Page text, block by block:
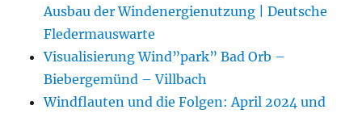
Ausbau der Windenergienutzung | Deutsche
Fledermauswarte
Visualisierung Wind”park” Bad Orb –
Biebergemünd – Villbach
Windflauten und die Folgen: April 2024 und